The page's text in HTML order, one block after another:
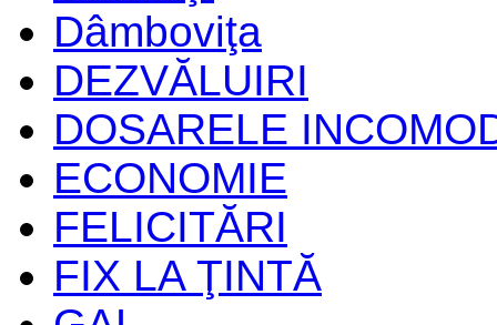
Dâmboviţa
DEZVĂLUIRI
DOSARELE
ECONOMIE
FELICITĂRI
FIX LA ŢINTĂ